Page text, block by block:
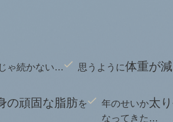
ゃ続かない… 思うように体重が
の頑固な脂肪を
年のせいか太
なってきた…